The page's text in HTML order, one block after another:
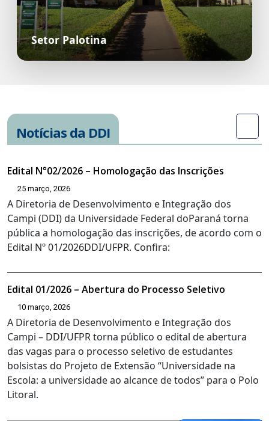
Setor Palotina
Notícias da DDI
Edital N°02/2026 – Homologação das Inscrições
25 março, 2026
A Diretoria de Desenvolvimento e Integração dos
Campi (DDI) da Universidade Federal doParaná torna
pública a homologação das inscrições, de acordo com o
Edital Nº 01/2026DDI/UFPR. Confira:
Edital 01/2026 – Abertura do Processo Seletivo
10 março, 2026
A Diretoria de Desenvolvimento e Integração dos
Campi – DDI/UFPR torna público o edital de abertura
das vagas para o processo seletivo de estudantes
bolsistas do Projeto de Extensão “Universidade na
Escola: a universidade ao alcance de todos” para o Polo
Litoral.